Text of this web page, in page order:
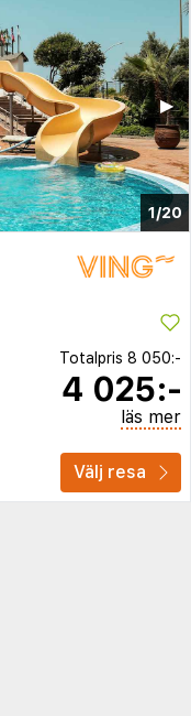
1/20
▶︎
Totalpris 8 050:-
4 025:-
läs mer
Välj resa